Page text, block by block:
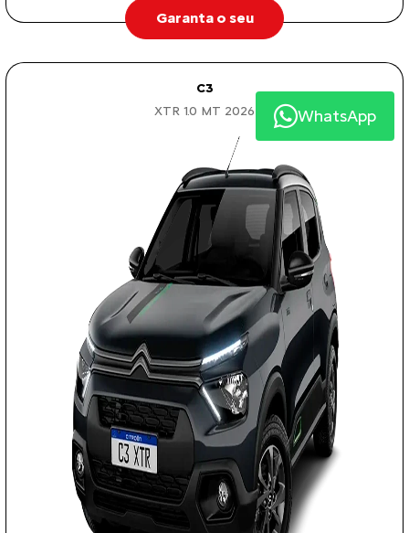
Garanta o seu
C3
XTR 1.0 MT 2026
WhatsApp